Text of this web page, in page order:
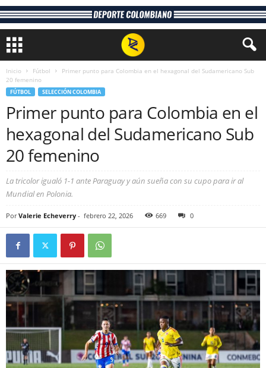
Inicio Fútbol
Primer punto para Colombia en el hexagonal del Sudamericano Sub
20 femenino
FÚTBOL SELECCIÓN COLOMBIA
Primer punto para Colombia en el
hexagonal del Sudamericano Sub
20 femenino
La tricolor igualó 1-1 ante Paraguay y aún sueña con su cupo para ir al
Mundial en Polonia.
Por Valerie Echeverry - febrero 22, 2026 669 0